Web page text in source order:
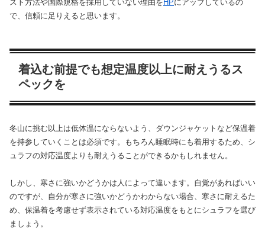
スト方法や国際規格を採用していない理由を HPにアップしているの
で、信頼に足りえると思います。
着込む前提でも想定温度以上に耐えうるス
ペックを
冬山に挑む以上は低体温にならないよう、ダウンジャケットなど保温着
を持参していくことは必須です。もちろん睡眠時にも着用するため、シ
ュラフの対応温度よりも耐えうることができるかもしれません。
しかし、寒さに強いかどうかは人によって違います。自覚があればいい
のですが、自分が寒さに強いかどうかわからない場合、寒さに耐えるた
め、保温着を考慮せず表示されている対応温度をもとにシュラフを選び
ましょう。